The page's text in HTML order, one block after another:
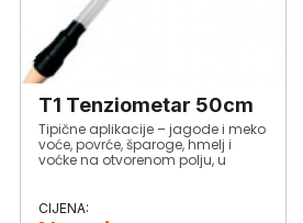
T1 Tenziometar 50cm
Tipične aplikacije – jagode i meko
voće, povrće, šparoge, hmelj i
voćke na otvorenom polju, u
znanstvene primjene.